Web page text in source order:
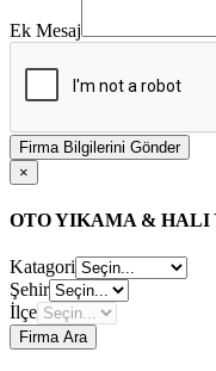
Ek Mesaj
Firma Bilgilerini Gönder
×
OTO YIKAMA &
Katagori
Şehir
İlçe
Firma Ara